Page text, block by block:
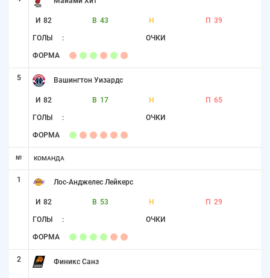
И 82 В 43 Н П 39
ГОЛЫ : ОЧКИ
ФОРМА
5 Вашингтон Уизардс
И 82 В 17 Н П 65
ГОЛЫ : ОЧКИ
ФОРМА
№ КОМАНДА
1 Лос-Анджелес Лейкерс
И 82 В 53 Н П 29
ГОЛЫ : ОЧКИ
ФОРМА
2 Финикс Санз